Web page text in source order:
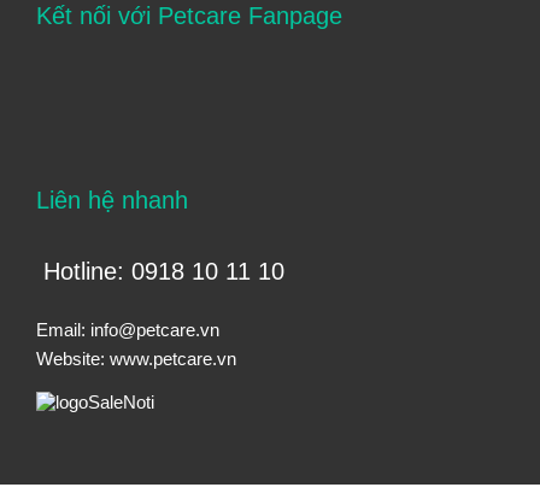
Kết nối với Petcare Fanpage
Liên hệ nhanh
Hotline: 0918 10 11 10
Email: info@petcare.vn
Website: www.petcare.vn